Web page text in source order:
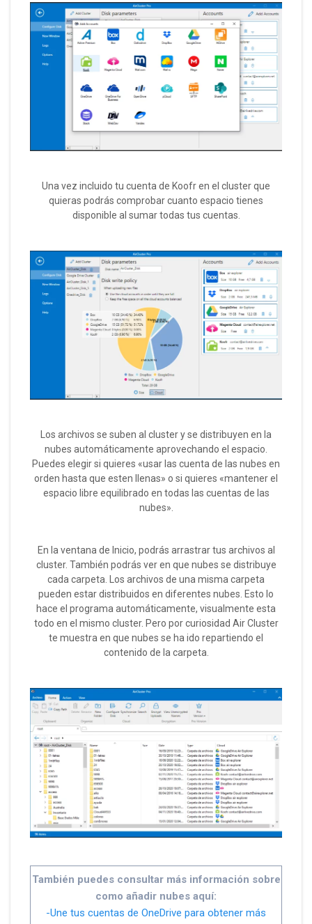
Una vez incluido tu cuenta de Koofr en el cluster que
quieras podrás comprobar cuanto espacio tienes
disponible al sumar todas tus cuentas.
Los archivos se suben al cluster y se distribuyen en la
nubes automáticamente aprovechando el espacio.
Puedes elegir si quieres «usar las cuenta de las nubes en
orden hasta que esten llenas» o si quieres «mantener el
espacio libre equilibrado en todas las cuentas de las
nubes».
En la ventana de Inicio, podrás arrastrar tus archivos al
cluster. También podrás ver en que nubes se distribuye
cada carpeta. Los archivos de una misma carpeta
pueden estar distribuidos en diferentes nubes. Esto lo
hace el programa automáticamente, visualmente esta
todo en el mismo cluster. Pero por curiosidad Air Cluster
te muestra en que nubes se ha ido repartiendo el
contenido de la carpeta.
También puedes consultar más información sobre
como añadir nubes aquí:
-Une tus cuentas de OneDrive para obtener más